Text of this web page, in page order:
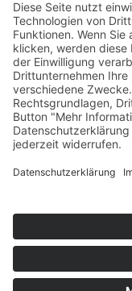
ZERTIFIKATE